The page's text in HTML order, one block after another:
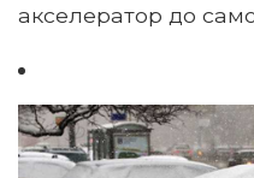
акселератор до